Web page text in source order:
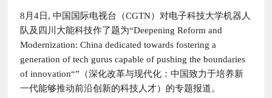
8月4日, 中国国际电视台（CGTN）对电子科技大学机器人
队及四川大能科技作了题为“Deepening Reform and
Modernization: China dedicated towards fostering a
generation of tech gurus capable of pushing the boundaries
of innovation“”（深化改革与现代化：中国致力于培养新
一代能够推动前沿创新的科技人才）的专题报道。